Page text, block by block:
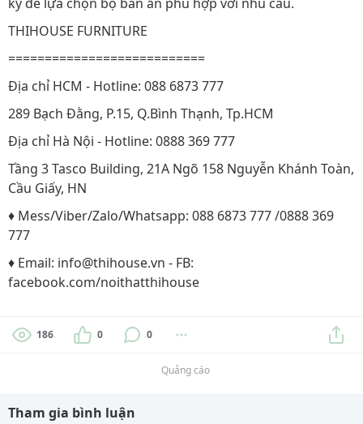
THIHOUSE FURNITURE
===========================
Địa chỉ HCM - Hotline: 088 6873 777
289 Bạch Đằng, P.15, Q.Bình Thạnh, Tp.HCM
Địa chỉ Hà Nội - Hotline: 0888 369 777
Tầng 3 Tasco Building, 21A Ngõ 158 Nguyễn Khánh Toàn,
Cầu Giấy, HN
♦ Mess/Viber/Zalo/Whatsapp: 088 6873 777 /0888 369
777
♦ Email: info@thihouse.vn - FB:
facebook.com/noithatthihouse
186 0 0
Quảng cáo
Tham gia bình luận